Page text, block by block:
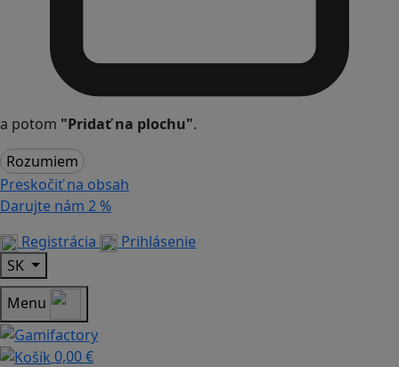
a potom "Pridať na plochu".
Rozumiem
Preskočiť na obsah
Darujte nám 2 %
Registrácia
Prihlásenie
SK
Menu
0,00 €